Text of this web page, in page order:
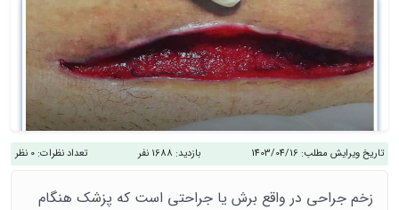
تاریخ ویرایش مطلب: 1403/04/16 بازدید: 1688 نفر تعداد نظرات: 0 نظر
زخم جراحی در واقع برش یا جراحتی است که پزشک هنگام